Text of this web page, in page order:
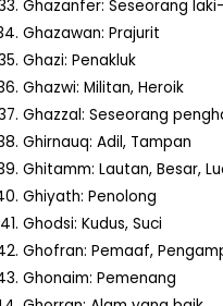
Ghazanfer: Seseorang
Ghazawan: Prajurit
Ghazi: Penakluk
Ghazwi: Militan, Heroik
Ghazzal: Seseorang
Ghirnauq: Adil, Tampan
Ghitamm: Lautan, Besar,
Ghiyath: Penolong
Ghodsi: Kudus, Suci
Ghofran: Pemaaf,
Ghonaim: Pemenang